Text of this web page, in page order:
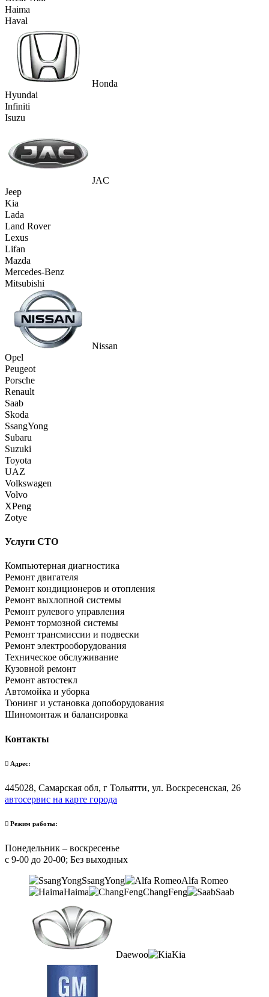
Haima
Haval
Honda
Hyundai
Infiniti
Isuzu
JAC
Jeep
Kia
Lada
Land Rover
Lexus
Lifan
Mazda
Mercedes-Benz
Mitsubishi
Nissan
Opel
Peugeot
Porsche
Renault
Saab
Skoda
SsangYong
Subaru
Suzuki
Toyota
UAZ
Volkswagen
Volvo
XPeng
Zotye
Услуги СТО
Компьютерная диагностика
Ремонт двигателя
Ремонт кондиционеров и отопления
Ремонт выхлопной системы
Ремонт рулевого управления
Ремонт тормозной системы
Ремонт трансмиссии и подвески
Ремонт электрооборудования
Техническое обслуживание
Кузовной ремонт
Ремонт автостекл
Автомойка и уборка
Тюнинг и установка допоборудования
Шиномонтаж и балансировка
Контакты
Адрес:
445028, Самарская обл, г Тольятти, ул. Воскресенская, 26
автосервис на карте города
Режим работы:
Понедельник – воскресенье
с 9-00 до 20-00; Без выходных
SsangYong
Alfa Romeo
Haima
ChangFeng Saab
Daewoo Kia